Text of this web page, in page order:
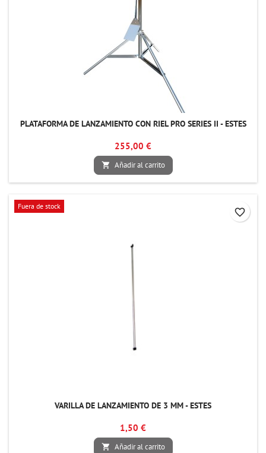
PLATAFORMA DE LANZAMIENTO CON RIEL PRO SERIES II - ESTES
255,00 €
 Añadir al carrito
Fuera de stock
VARILLA DE LANZAMIENTO DE 3 MM - ESTES
1,50 €
 Añadir al carrito
favorite_border